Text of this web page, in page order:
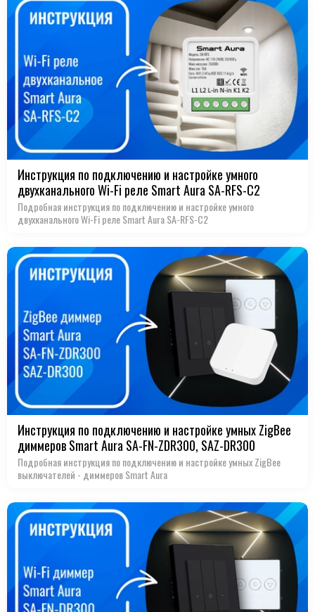
Инструкция по подключению и настройке умного
двухканального Wi-Fi реле Smart Aura SA-RFS-С2
Подробная инструкция по подключению и настройке умного
двухканального Wi-Fi реле Smart Aura SA-RFS-С2
Инструкция по подключению и настройке умных ZigBee
диммеров Smart Aura SA-FN-ZDR300, SAZ-DR300
Подробная инструкция по подключению и настройке умных ZigBee
выключателей - диммеров Smart Aura